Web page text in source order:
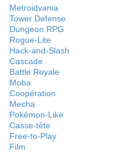
Metroidvania
Tower Defense
Dungeon RPG
Rogue-Lite
Hack-and-Slash
Cascade
Battle Royale
Moba
Coopération
Mecha
Pokémon-Like
Casse-tête
Free-to-Play
Film